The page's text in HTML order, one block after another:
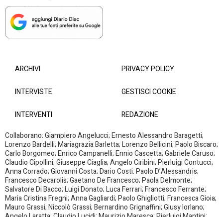
ARCHIVI
INTERVISTE
INTERVENTI
PRIVACY POLICY
GESTISCI COOKIE
REDAZIONE
Collaborano: Giampiero Angelucci; Ernesto Alessandro Baragetti;
Lorenzo Bardelli; Mariagrazia Barletta; Lorenzo Bellicini; Paolo Biscaro;
Carlo Borgomeo; Enrico Campanelli; Ennio Cascetta; Gabriele Caruso;
Claudio Cipollini; Giuseppe Ciaglia; Angelo Ciribini; Pierluigi Contucci;
Anna Corrado; Giovanni Costa; Dario Costi: Paolo D’Alessandris;
Francesco Decarolis; Gaetano De Francesco; Paola Delmonte;
Salvatore Di Bacco; Luigi Donato; Luca Ferrari; Francesco Ferrante;
Maria Cristina Fregni; Anna Gagliardi; Paolo Ghigliotti; Francesca Gioia;
Mauro Grassi; Niccolò Grassi; Bernardino Grignaffini; Giusy Iorlano;